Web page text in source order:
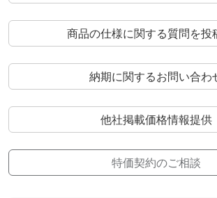
商品の仕様に関する質問を投
納期に関するお問い合わ
他社掲載価格情報提供
特価契約のご相談